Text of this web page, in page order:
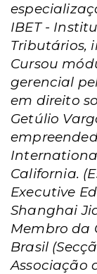
IBET -
Tributários,
Cursou
gerencial
em direito
Getúlio
California.
Executive
Shanghai
Membro da
Brasil
Associação